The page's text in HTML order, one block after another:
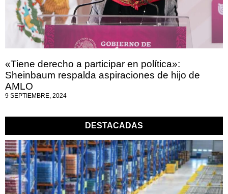
«Tiene derecho a participar en política»:
Sheinbaum respalda aspiraciones de hijo de
AMLO
9 SEPTIEMBRE, 2024
DESTACADAS